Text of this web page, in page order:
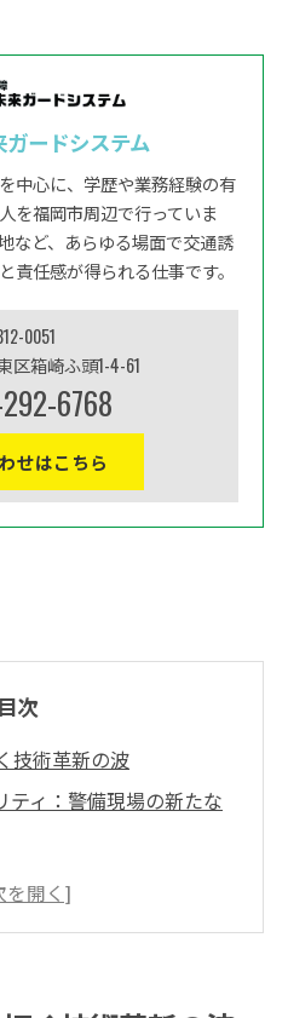
ードシステム
中心に、学歴や業務経験の有
を福岡市周辺で行っていま
など、あらゆる場面で交通誘
責任感が得られる仕事です。
0051
区箱崎ふ頭1-4-61
6768
せはこちら
目次
技術革新の波
ティ：警備現場の新たな
の最適化